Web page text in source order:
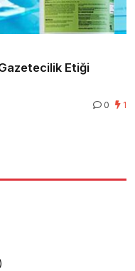
Etiği
0 1